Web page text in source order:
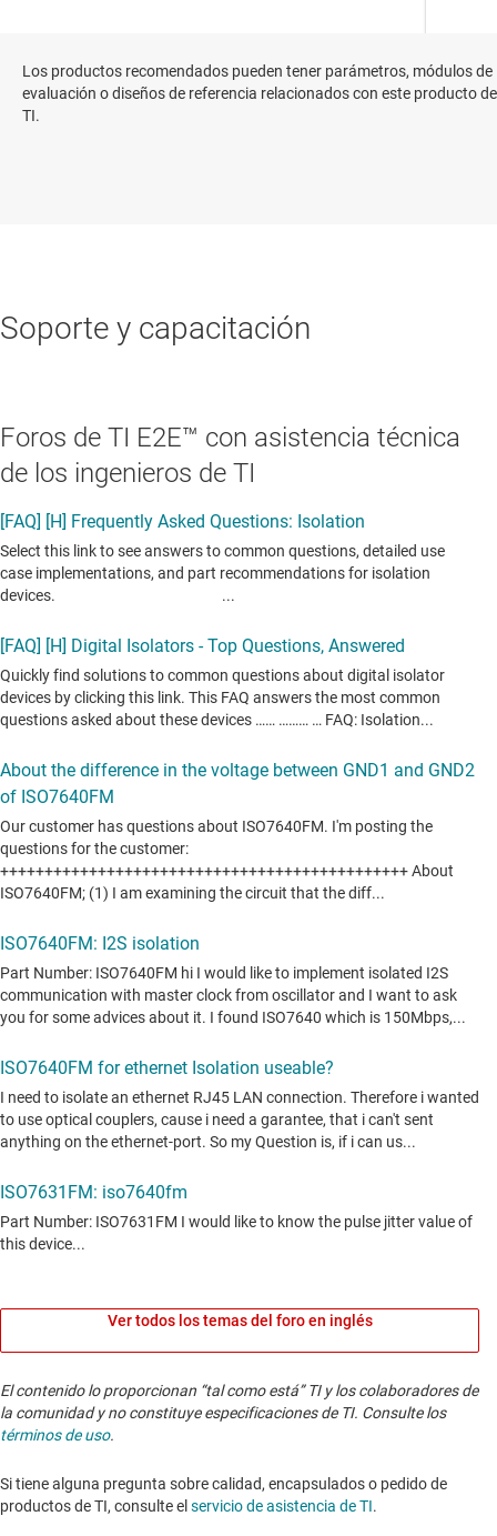
Los productos recomendados pueden tener parámetros, módulos de
evaluación o diseños de referencia relacionados con este producto de
TI.
Soporte y capacitación
Foros de TI E2E™ con asistencia técnica
de los ingenieros de TI
Ver todos los temas del foro en inglés
El contenido lo proporcionan “tal como está” TI y los colaboradores de
la comunidad y no constituye especificaciones de TI. Consulte los
términos de uso.
Si tiene alguna pregunta sobre calidad, encapsulados o pedido de
productos de TI, consulte el servicio de asistencia de TI. ​​​​​​​​​​​​​​